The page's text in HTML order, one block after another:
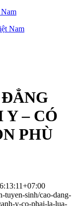
– CÓ
PHÙ
tuyen-sinh/cao-dang-
y-co-phai-la-lua-